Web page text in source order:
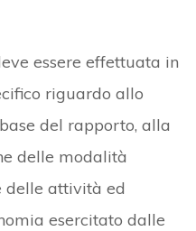
essere effettuata in
riguardo allo
del rapporto, alla
delle modalità
delle attività ed
esercitato dalle